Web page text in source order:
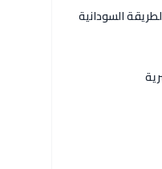
السودانية